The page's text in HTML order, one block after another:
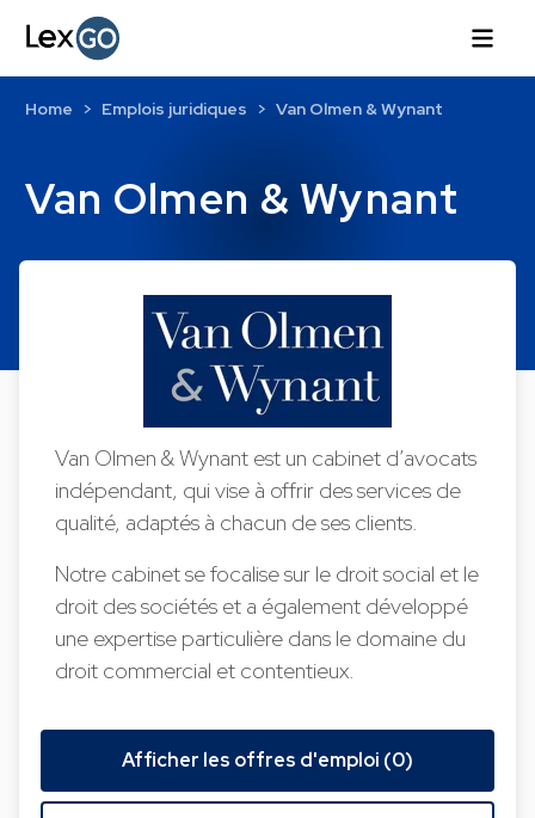
Van Olmen & Wynant
Home Emplois juridiques Van Olmen & Wynant
Van Olmen & Wynant est un cabinet d’avocats
indépendant, qui vise à offrir des services de
qualité, adaptés à chacun de ses clients.
Notre cabinet se focalise sur le droit social et le
droit des sociétés et a également développé
une expertise particulière dans le domaine du
droit commercial et contentieux.
Afficher les offres d'emploi (0)